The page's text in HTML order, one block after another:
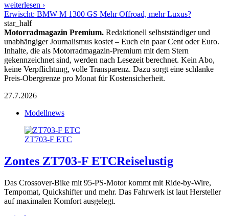
weiterlesen ›
Erwischt: BMW M 1300 GS Mehr Offroad, mehr Luxus?
star_half
Motorradmagazin Premium. Redaktionell selbstständiger und
unabhängiger Journalismus kostet – Euch ein paar Cent oder Euro.
Inhalte, die als Motorradmagazin-Premium mit dem Stern
gekennzeichnet sind, werden nach Lesezeit berechnet. Kein Abo,
keine Verpflichtung, volle Transparenz. Dazu sorgt eine schlanke
Preis-Obergrenze pro Monat für Kostensicherheit.
27.7.2026
Modellnews
ZT703-F ETC
Zontes ZT703-F ETCReiselustig
Das Crossover-Bike mit 95-PS-Motor kommt mit Ride-by-Wire,
Tempomat, Quickshifter und mehr. Das Fahrwerk ist laut Hersteller
auf maximalen Komfort ausgelegt.